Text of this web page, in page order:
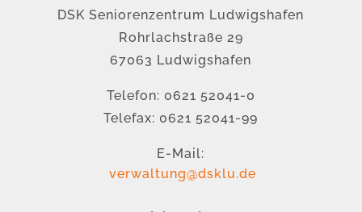
DSK Seniorenzentrum Ludwigshafen
Rohrlachstraße 29
67063 Ludwigshafen
Telefon: 0621 52041-0
Telefax: 0621 52041-99
E-Mail:
verwaltung@dsklu.de